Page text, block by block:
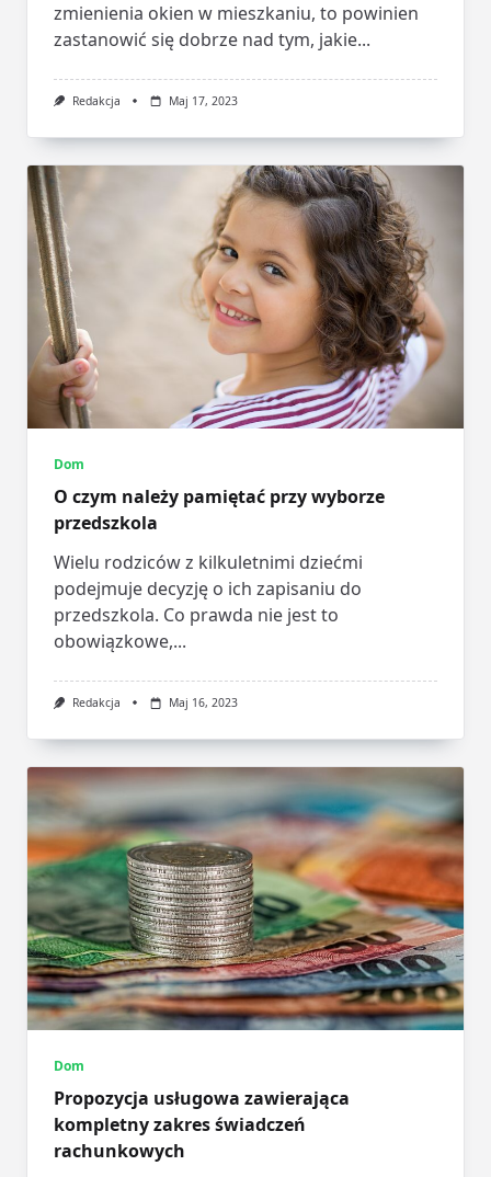
zmienienia okien w mieszkaniu, to powinien
zastanowić się dobrze nad tym, jakie...
Redakcja Maj 17, 2023
Dom
O czym należy pamiętać przy wyborze
przedszkola
Wielu rodziców z kilkuletnimi dziećmi
podejmuje decyzję o ich zapisaniu do
przedszkola. Co prawda nie jest to
obowiązkowe,...
Redakcja Maj 16, 2023
Dom
Propozycja usługowa zawierająca
kompletny zakres świadczeń
rachunkowych